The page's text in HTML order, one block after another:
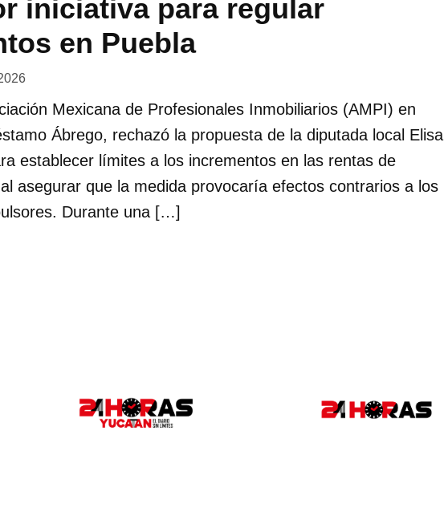
iniciativa para regular
en Puebla
Mexicana de Profesionales Inmobiliarios (AMPI) en
Ábrego, rechazó la propuesta de la diputada local Elisa
establecer límites a los incrementos en las rentas de
asegurar que la medida provocaría efectos contrarios a los
Durante una […]